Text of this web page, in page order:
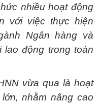
nhiều hoạt động
với việc thực hiện
Ngân hàng và
động trong toàn
vừa qua là hoạt
nhằm nâng cao